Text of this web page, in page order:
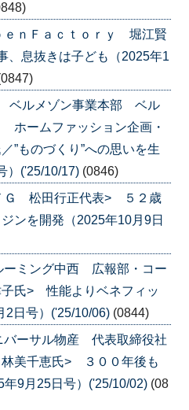
ｅｎＦａｃｔｏｒｙ 堀江賢
息抜きは子ども（2025年1
ベルメゾン事業本部 ベル
ホームファッション企画・
”ものづくり”への思いを生
）('25/10/17) (0846)
Ｇ 松田行正代表> ５２歳
ンを開発（2025年10月9日
ーミング中西 広報部・コー
氏> 性能よりベネフィッ
2日号）('25/10/06) (0844)
バーサル物産 代表取締役社
千恵氏> ３００年後も
9月25日号）('25/10/02) (08